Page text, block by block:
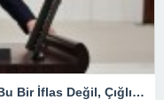
“Her Gün 252 Kepenk Kapanıyor… Bu Bir İflas Değil, Çığlıktır!”